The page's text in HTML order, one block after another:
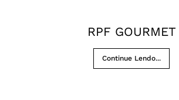
RPF GOURMET
Continue Lendo...